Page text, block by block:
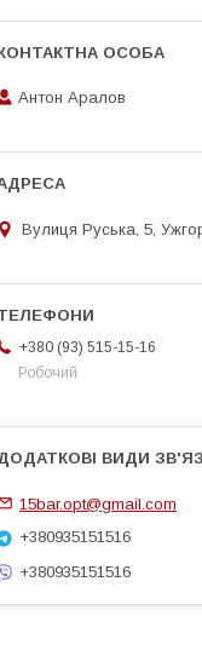
Антон Аралов
Вулиця Руська, 5,
+380 (93) 515-15-16
Робочий
15bar.opt@gmail.com
+380935151516
+380935151516